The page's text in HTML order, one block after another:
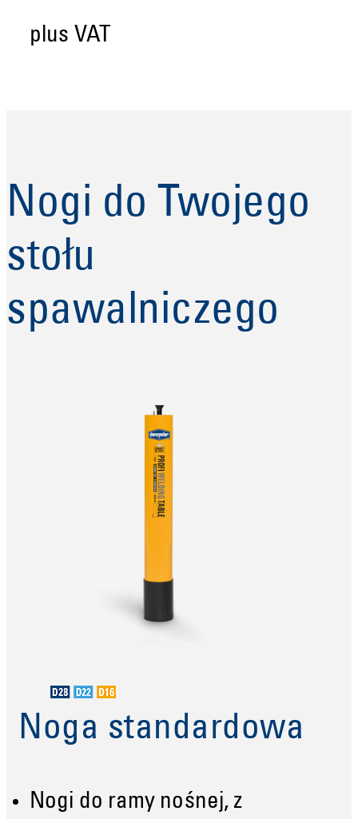
plus VAT
Nogi do Twojego
stołu
spawalniczego
Noga standardowa
Nogi do ramy nośnej, z